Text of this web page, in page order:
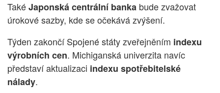
TakéJaponská centrální banka bude zvažovat
úrokové sazby, kde se očekává zvýšení.
Týden zakončí Spojené státy zveřejněním indexu
výrobních cen. Michiganská univerzita navíc
představí aktualizaci indexu spotřebitelské
nálady.